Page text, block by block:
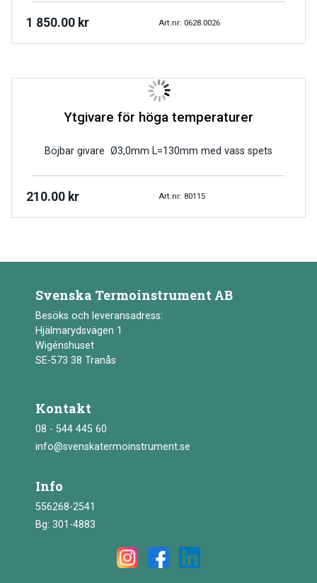
1 850.00 kr Art.nr: 0628.0026
Ytgivare för höga temperaturer
Böjbar givare Ø3,0mm L=130mm med vass spets
210.00 kr Art.nr: 80115
Svenska Termoinstrument AB
Besöks och leveransadress:
Hjälmarydsvägen 1
Wigénshuset
SE-573 38 Tranås
Kontakt
08 - 544 445 60
info@svenskatermoinstrument.se
Info
556268-2541
Bg: 301-4883